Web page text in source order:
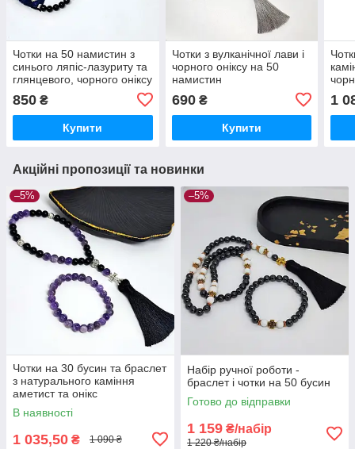
Чотки на 50 намистин з
синього ляпіс-лазуриту та
глянцевого, чорного оніксу
850 ₴
Купити
Чотки з вулканічної лави і
чорного оніксу на 50
намистин
690₴
Купити
1
Акційні пропозиції та новинки
–5%
Чотки на 30 бусин та браслет
з натурального каміння
аметист та онікс
В наявності
1 035,50 ₴ 1 090 ₴
–5%
Набір ручної роботи -
браслет і чотки на 50 бусин
Готово до відправки
1 159 ₴/набір
1 220 ₴/набір